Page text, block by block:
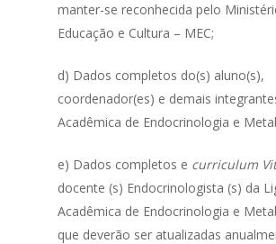
manter-se reconhecida pelo
Educação e Cultura – MEC;
d) Dados completos do(s) aluno(s),
coordenador(es) e demais
Acadêmica de Endocrinologia e
e) Dados completos e curriculum
docente (s) Endocrinologista (s) da
Acadêmica de Endocrinologia e
que deverão ser atualizadas